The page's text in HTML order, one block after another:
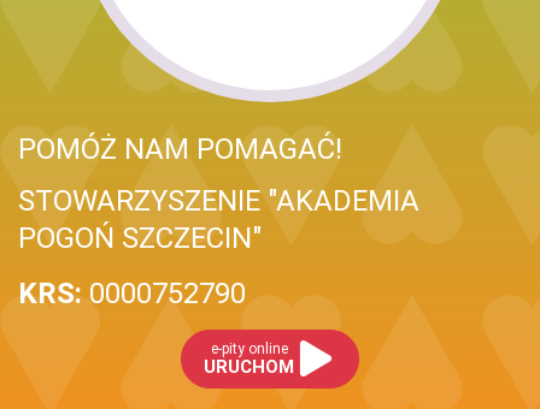
POMÓŻ NAM POMAGAĆ!
STOWARZYSZENIE "AKADEMIA
POGOŃ SZCZECIN"
KRS: 0000752790
e-pity online
URUCHOM